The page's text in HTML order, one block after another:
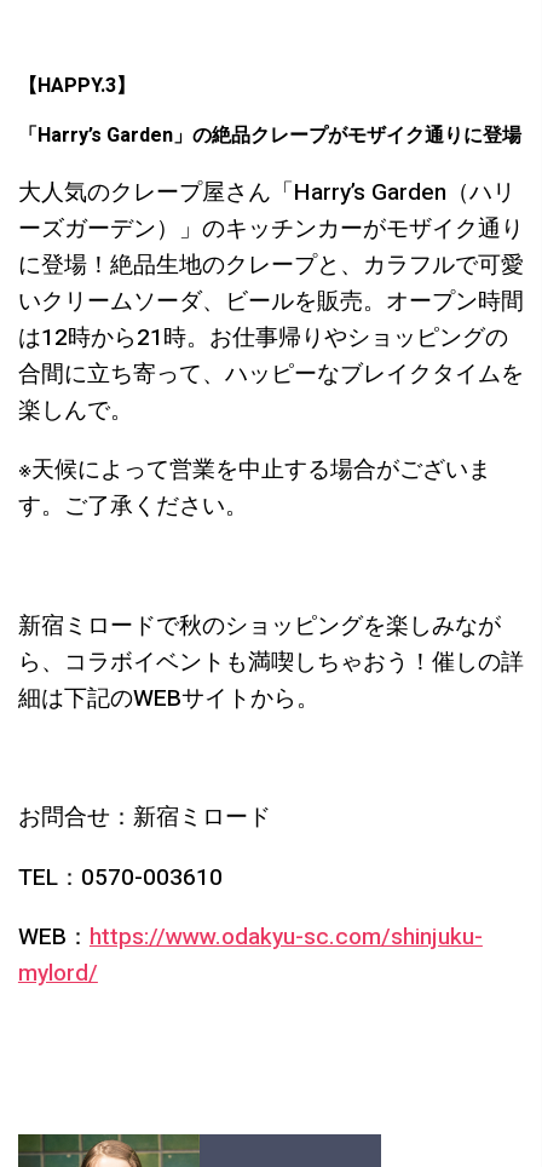
【HAPPY.3】
「Harry’s Garden」の絶品クレープがモザイク通りに登場
大人気のクレープ屋さん「Harry’s Garden（ハリ
ーズガーデン）」のキッチンカーがモザイク通り
に登場！絶品生地のクレープと、カラフルで可愛
いクリームソーダ、ビールを販売。オープン時間
は12時から21時。お仕事帰りやショッピングの
合間に立ち寄って、ハッピーなブレイクタイムを
楽しんで。
※天候によって営業を中止する場合がございま
す。ご了承ください。
新宿ミロードで秋のショッピングを楽しみなが
ら、コラボイベントも満喫しちゃおう！催しの詳
細は下記のWEBサイトから。
お問合せ：新宿ミロード
TEL：0570-003610
WEB： https://www.odakyu-sc.com/shinjuku-
mylord/